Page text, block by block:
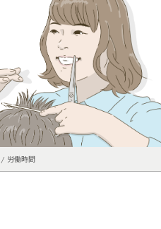
労働時間